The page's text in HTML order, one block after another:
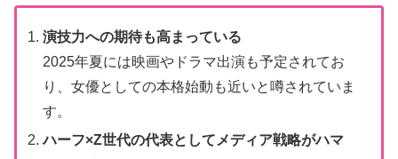
演技力への期待も高まっている
2025年夏には映画やドラマ出演も予定されてお
り、女優としての本格始動も近いと噂されていま
す。
ハーフ×Z世代の代表としてメディア戦略がハマ